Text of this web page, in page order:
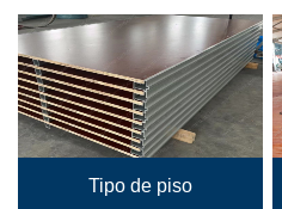
Tipo de piso